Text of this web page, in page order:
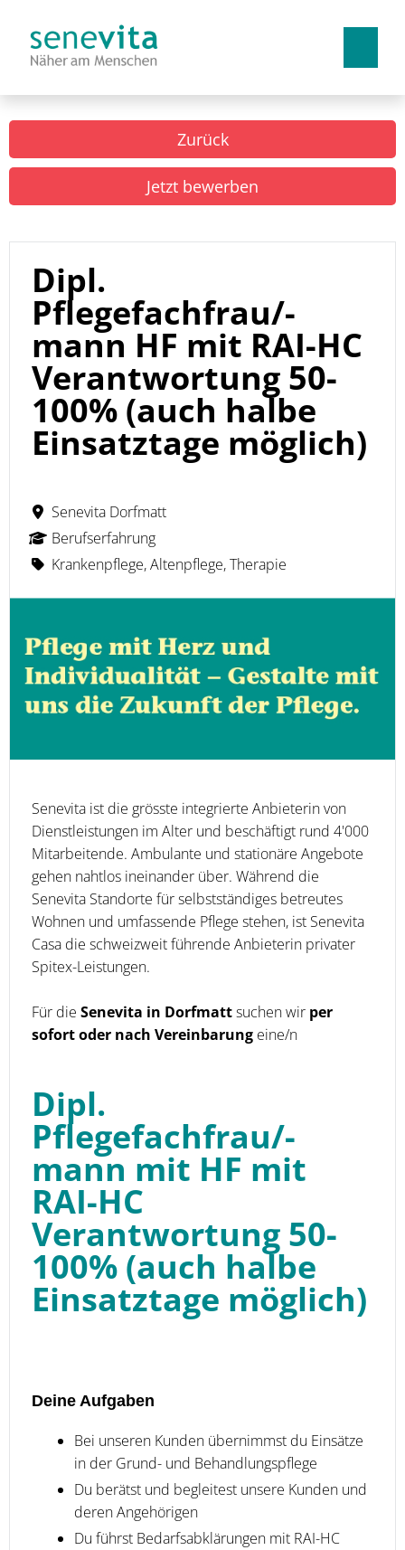
Deutsch Französisch Italienisch
Arbeiten bei uns
Benefits
Zurück
Jetzt bewerben
Dipl.
Pflegefachfrau/-
mann HF mit RAI-HC
Verantwortung 50-
100% (auch halbe
Einsatztage möglich)
Senevita Dorfmatt
Berufserfahrung
Krankenpflege, Altenpflege, Therapie
Senevita ist die grösste integrierte Anbieterin von
Dienstleistungen im Alter und beschäftigt rund 4'000
Mitarbeitende. Ambulante und stationäre Angebote
gehen nahtlos ineinander über. Während die
Senevita Standorte für selbstständiges betreutes
Wohnen und umfassende Pflege stehen, ist Senevita
Casa die schweizweit führende Anbieterin privater
Spitex-Leistungen.
Für die Senevita in Dorfmattsuchen wir per
sofort oder nach Vereinbarung eine/n
Dipl.
Pflegefachfrau/-
mann mit HF mit
RAI-HC
Verantwortung 50-
100% (auch halbe
Einsatztage möglich)
Deine Aufgaben
Bei unseren Kunden übernimmst du Einsätze
in der Grund- und Behandlungspflege
Du berätst und begleitest unsere Kunden und
deren Angehörigen
Du führst Bedarfsabklärungen mit RAI-HC